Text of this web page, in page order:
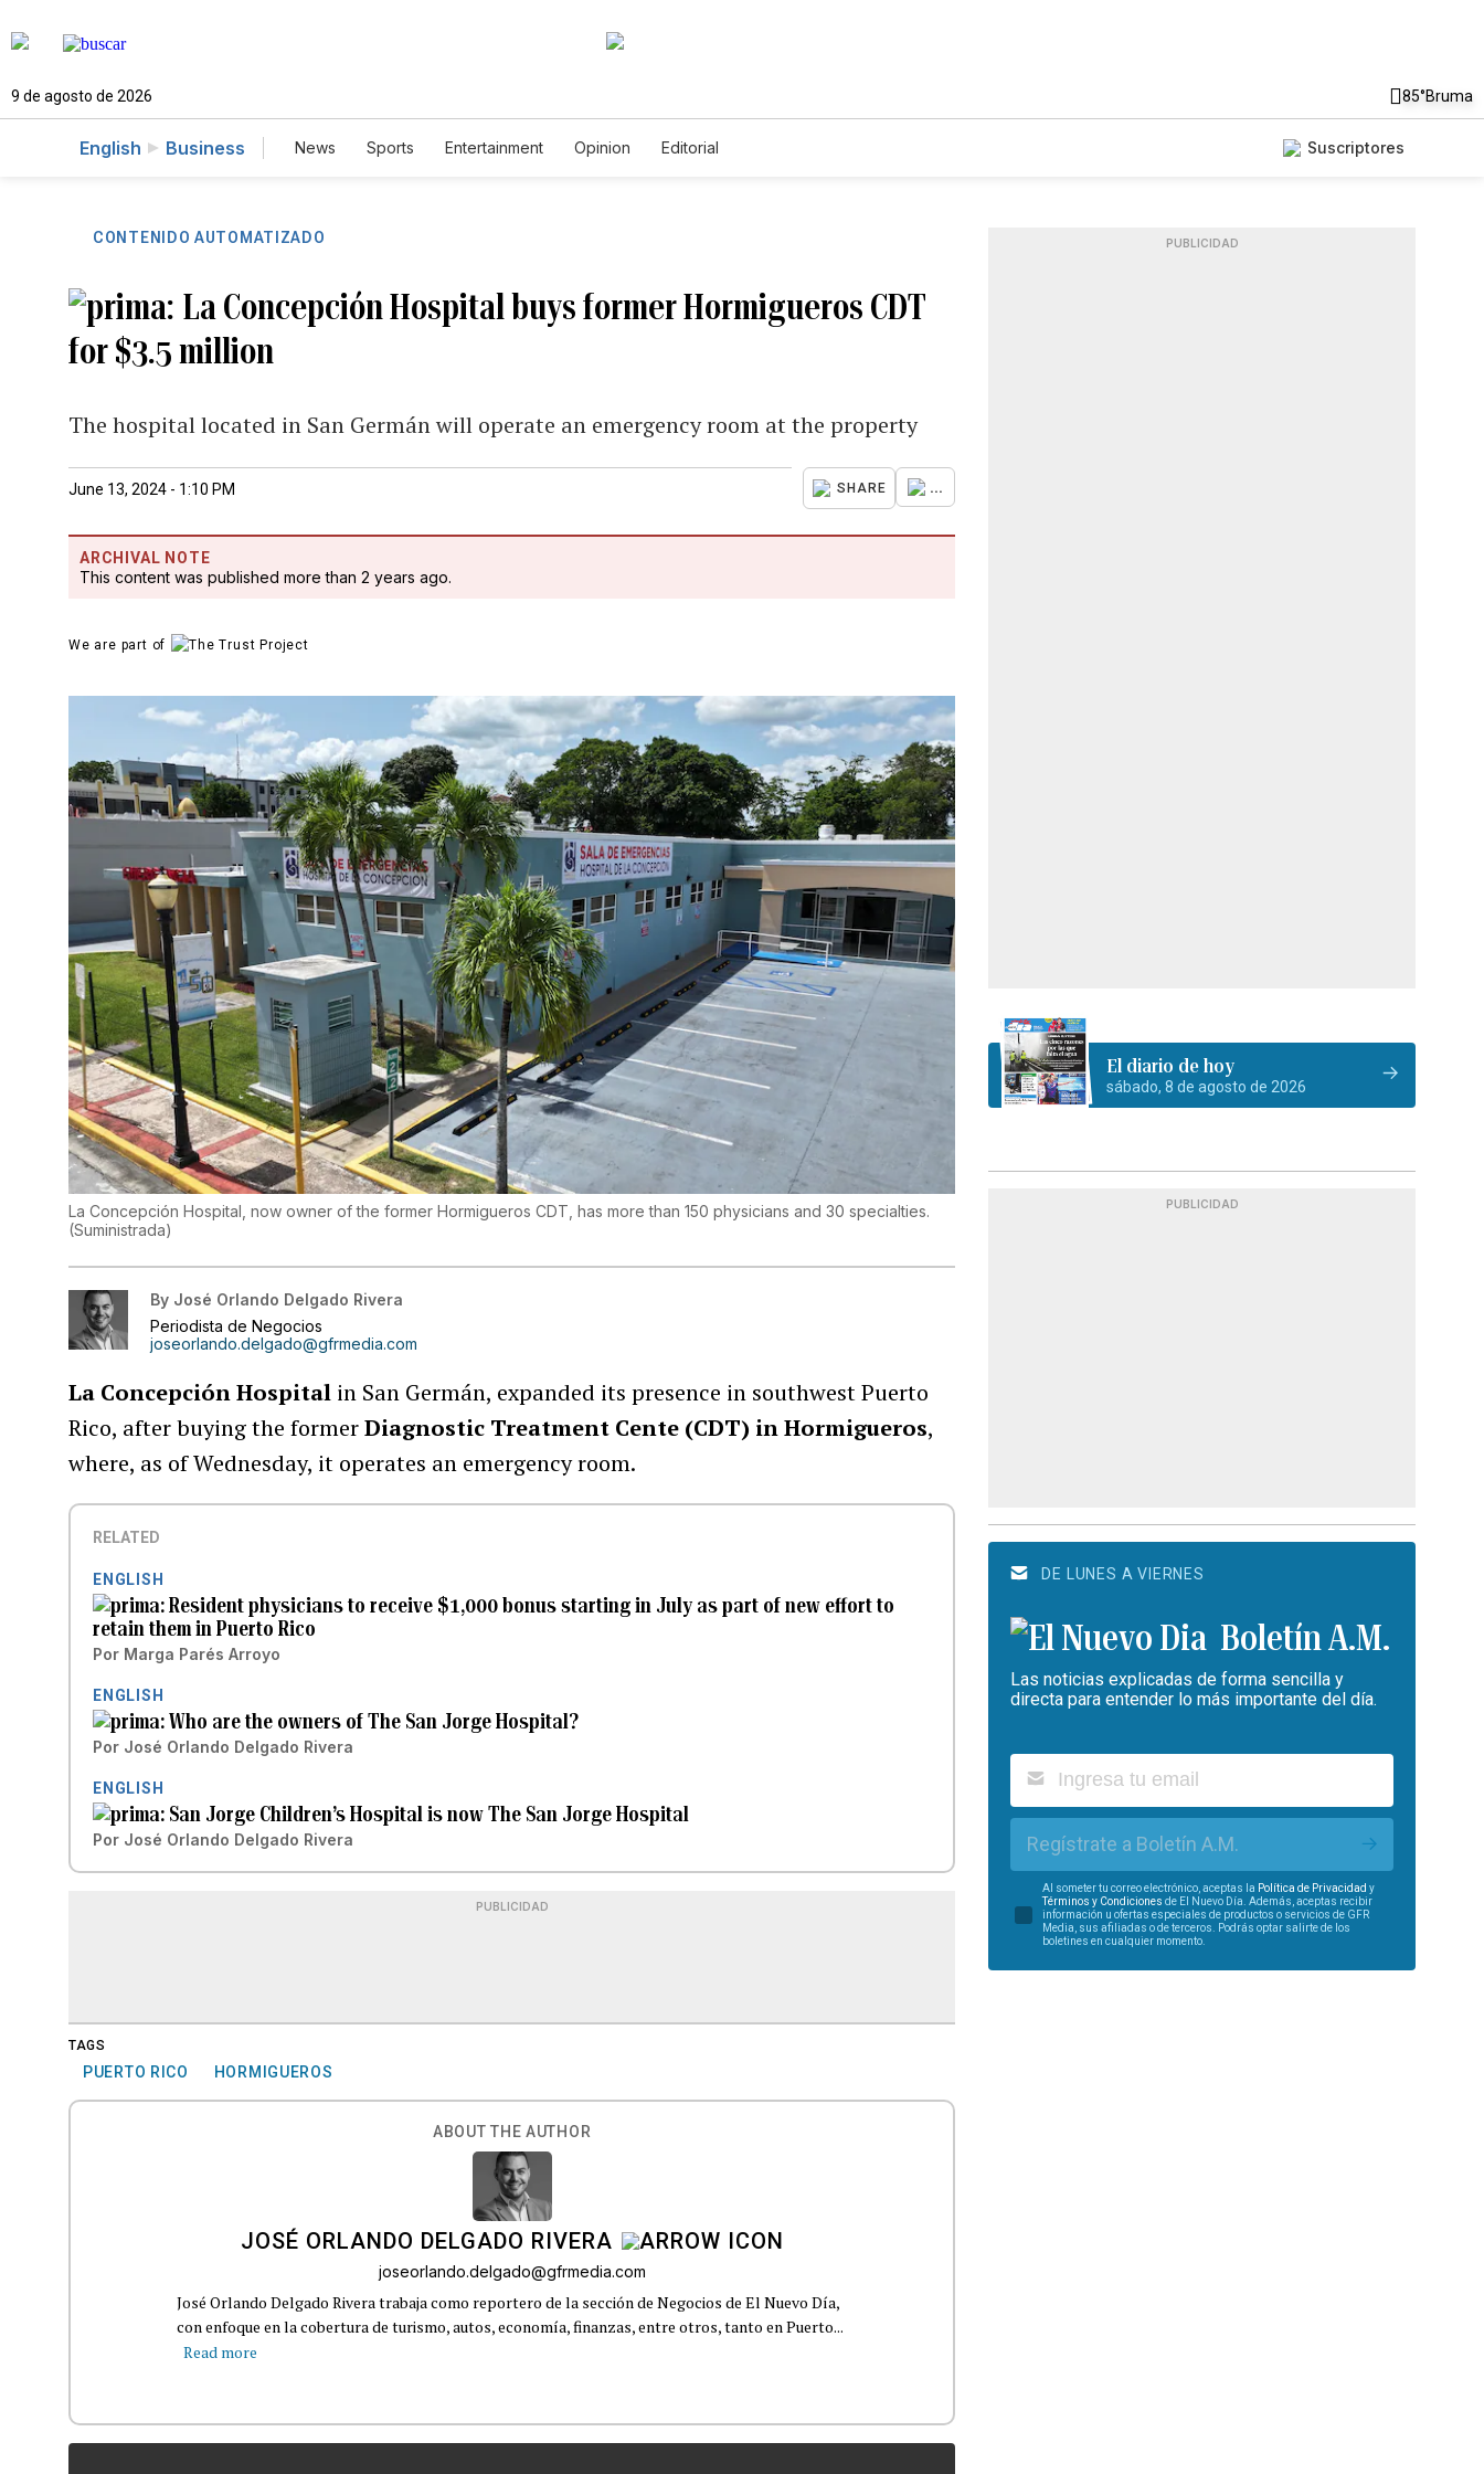
9 de agosto de 2026 85°Bruma
English Business News Sports Entertainment Opinion Editorial Suscriptores
CONTENIDO AUTOMATIZADO
La Concepción Hospital buys former Hormigueros CDT
for $3.5 million
The hospital located in San Germán will operate an emergency room at the property
June 13, 2024 - 1:10 PM SHARE ...
ARCHIVAL NOTE
This content was published more than 2 years ago.
We are part of
La Concepción Hospital, now owner of the former Hormigueros CDT, has more than 150 physicians and 30 specialties.
(Suministrada)
By José Orlando Delgado Rivera
Periodista de Negocios
joseorlando.delgado@gfrmedia.com
La Concepción Hospital in San Germán, expanded its presence in southwest Puerto
Rico, after buying the formerDiagnostic Treatment Cente (CDT) in Hormigueros,
where, as of Wednesday, it operates an emergency room.
RELATED
ENGLISH
Resident physicians to receive $1,000 bonus starting in July as part of new effort to
retain them in Puerto Rico
Por Marga Parés Arroyo
ENGLISH
Who are the owners of The San Jorge Hospital?
Por José Orlando Delgado Rivera
ENGLISH
San Jorge Children’s Hospital is now The San Jorge Hospital
Por José Orlando Delgado Rivera
PUBLICIDAD
TAGS
PUERTO RICO HORMIGUEROS
ABOUT THE AUTHOR
JOSÉ ORLANDO DELGADO RIVERA
joseorlando.delgado@gfrmedia.com
José Orlando Delgado Rivera trabaja como reportero de la sección de Negocios de El Nuevo Día,
con enfoque en la cobertura de turismo, autos, economía, finanzas, entre otros, tanto en Puerto...
Read more
PUBLICIDAD
El diario de hoy
sábado, 8 de agosto de 2026
PUBLICIDAD
DE LUNES A VIERNES
Boletín A.M.
Las noticias explicadas de forma sencilla y
directa para entender lo más importante del día.
Regístrate a Boletín A.M.
Al someter tu correo electrónico, aceptas la Política de Privacidad y
Términos y Condiciones de El Nuevo Día. Además, aceptas recibir
información u ofertas especiales de productos o servicios de GFR
Media, sus afiliadas o de terceros. Podrás optar salirte de los
boletines en cualquier momento.